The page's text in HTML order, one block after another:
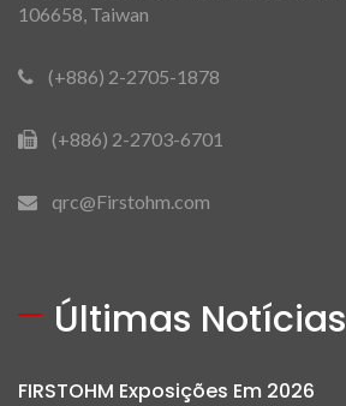
106658, Taiwan
(+886) 2-2705-1878
(+886) 2-2703-6701
qrc@Firstohm.com
Últimas Notícias
FIRSTOHM Exposições Em 2026